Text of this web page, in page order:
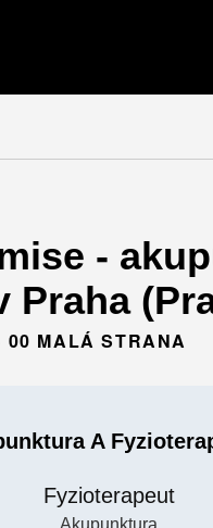
-
Praha
MALÁ STRANA
A
Fyzioterapeut